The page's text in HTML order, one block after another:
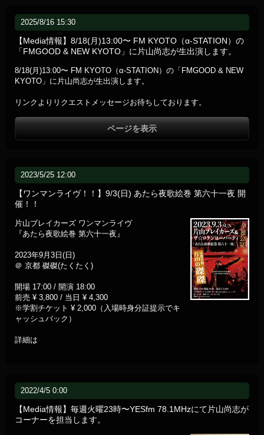
2025/8/16 15:30
【Media情報】8/18(月)13:00〜 FM KYOTO（α-STATION）の
「FMGOOD & NEW KYOTO」に片山尚志が生出演します。
8/18(月)13:00〜 FM KYOTO（α-STATION）の「FMGOOD & NEW
KYOTO」に片山尚志が生出演します。
リンクよりリクエストメッセージお待ちしております。
ページを表示
2023/5/25 12:00
【ワンマンライヴ！！】9/3(日) あたら夜歌絵巻 第六十一夜 開
催！！
片山ブレイカーズ ワンマンライヴ
『あたら夜歌絵巻 第六十一夜』
2023年9月3日(日)
＠ 京都 磔磔(たくたく)
開場 17:00 / 開演 18:00
前売 ¥ 3,800 / 当日 ¥ 4,300
※学割チケット ¥ 2,000（入場時身分証提示でキ
ャッシュバック）
詳細は
2022/4/5 0:00
【Media情報】毎週火曜23時〜YESfm 78.1MHzにて片山尚志が
コーナーを担当します。